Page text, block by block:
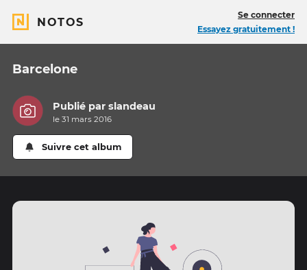
NOTOS
Se connecter
Essayez gratuitement !
Barcelone
Publié parslandeau
le 31 mars 2016
Suivre cet album